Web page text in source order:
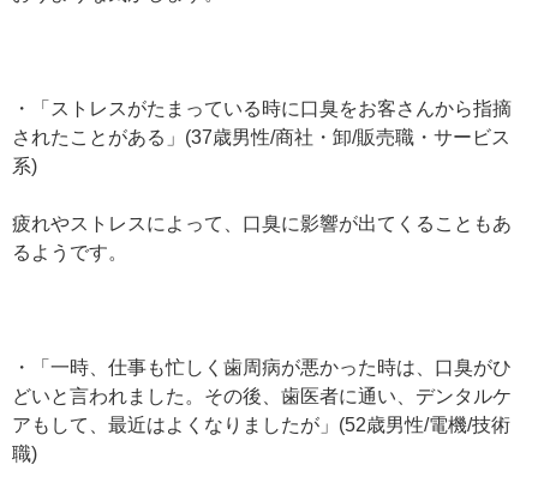
・「ストレスがたまっている時に口臭をお客さんから指摘
されたことがある」(37歳男性/商社・卸/販売職・サービス
系)
疲れやストレスによって、口臭に影響が出てくることもあ
るようです。
・「一時、仕事も忙しく歯周病が悪かった時は、口臭がひ
どいと言われました。その後、歯医者に通い、デンタルケ
アもして、最近はよくなりましたが」(52歳男性/電機/技術
職)